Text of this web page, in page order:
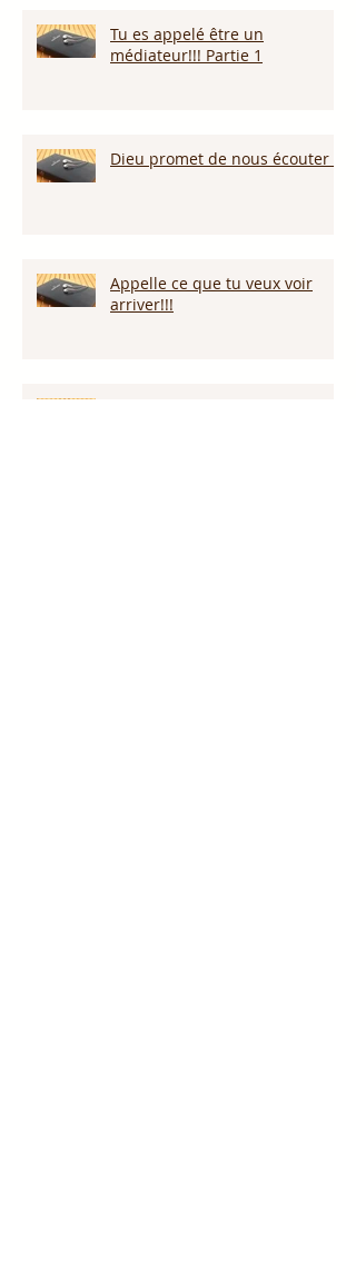
Tu es appelé être un
médiateur!!! Partie 1
Dieu promet de nous écouter !
Appelle ce que tu veux voir
arriver!!!